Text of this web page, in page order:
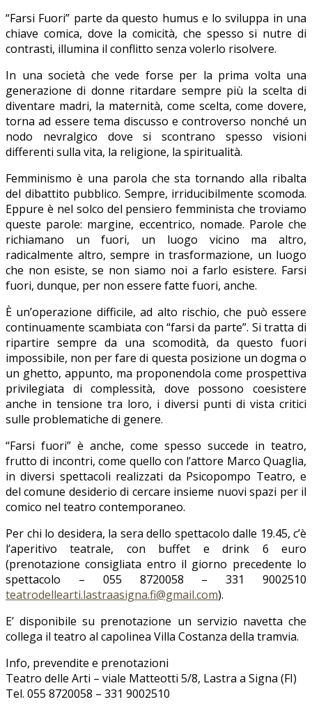
“Farsi Fuori” parte da questo humus e lo sviluppa in una
chiave comica, dove la comicità, che spesso si nutre di
contrasti, illumina il conflitto senza volerlo risolvere.
In una società che vede forse per la prima volta una
generazione di donne ritardare sempre più la scelta di
diventare madri, la maternità, come scelta, come dovere,
torna ad essere tema discusso e controverso nonché un
nodo nevralgico dove si scontrano spesso visioni
differenti sulla vita, la religione, la spiritualità.
Femminismo è una parola che sta tornando alla ribalta
del dibattito pubblico. Sempre, irriducibilmente scomoda.
Eppure è nel solco del pensiero femminista che troviamo
queste parole: margine, eccentrico, nomade. Parole che
richiamano un fuori, un luogo vicino ma altro,
radicalmente altro, sempre in trasformazione, un luogo
che non esiste, se non siamo noi a farlo esistere. Farsi
fuori, dunque, per non essere fatte fuori, anche.
È un’operazione difficile, ad alto rischio, che può essere
continuamente scambiata con “farsi da parte”. Si tratta di
ripartire sempre da una scomodità, da questo fuori
impossibile, non per fare di questa posizione un dogma o
un ghetto, appunto, ma proponendola come prospettiva
privilegiata di complessità, dove possono coesistere
anche in tensione tra loro, i diversi punti di vista critici
sulle problematiche di genere.
“Farsi fuori” è anche, come spesso succede in teatro,
frutto di incontri, come quello con l’attore Marco Quaglia,
in diversi spettacoli realizzati da Psicopompo Teatro, e
del comune desiderio di cercare insieme nuovi spazi per il
comico nel teatro contemporaneo.
Per chi lo desidera, la sera dello spettacolo dalle 19.45, c’è
l’aperitivo teatrale, con buffet e drink 6 euro
(prenotazione consigliata entro il giorno precedente lo
spettacolo – 055 8720058 – 331 9002510
teatrodellearti.lastraasigna.fi@gmail.com).
E’ disponibile su prenotazione un servizio navetta che
collega il teatro al capolinea Villa Costanza della tramvia.
Info, prevendite e prenotazioni
Teatro delle Arti – viale Matteotti 5/8, Lastra a Signa (FI)
Tel. 055 8720058 – 331 9002510